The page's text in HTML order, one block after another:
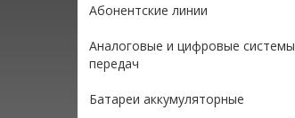
Абонентские линии
Аналоговые и цифровые системы
передач
Батареи аккумуляторные